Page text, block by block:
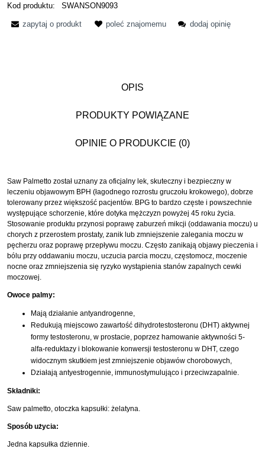
Kod produktu: SWANSON9093
zapytaj o produkt poleć znajomemu dodaj opinię
OPIS
PRODUKTY POWIĄZANE
OPINIE O PRODUKCIE (0)
Saw Palmetto został uznany za oficjalny lek, skuteczny i bezpieczny w
leczeniu objawowym BPH (łagodnego rozrostu gruczołu krokowego), dobrze
tolerowany przez większość pacjentów. BPG to bardzo częste i powszechnie
występujące schorzenie, które dotyka mężczyzn powyżej 45 roku życia.
Stosowanie produktu przynosi poprawę zaburzeń mikcji (oddawania moczu) u
chorych z przerostem prostaty, zanik lub zmniejszenie zalegania moczu w
pęcherzu oraz poprawę przepływu moczu. Często zanikają objawy pieczenia i
bólu przy oddawaniu moczu, uczucia parcia moczu, częstomocz, moczenie
nocne oraz zmniejszenia się ryzyko wystąpienia stanów zapalnych cewki
moczowej.
Owoce palmy:
Mają działanie antyandrogenne,
Redukują miejscowo zawartość dihydrotestosteronu (DHT) aktywnej
formy testosteronu, w prostacie, poprzez hamowanie aktywności 5-
alfa-reduktazy i blokowanie konwersji testosteronu w DHT, czego
widocznym skutkiem jest zmniejszenie objawów chorobowych,
Działają antyestrogennie, immunostymulująco i przeciwzapalnie.
Składniki:
Saw palmetto, otoczka kapsułki: żelatyna.
Sposób użycia:
Jedna kapsułka dziennie.